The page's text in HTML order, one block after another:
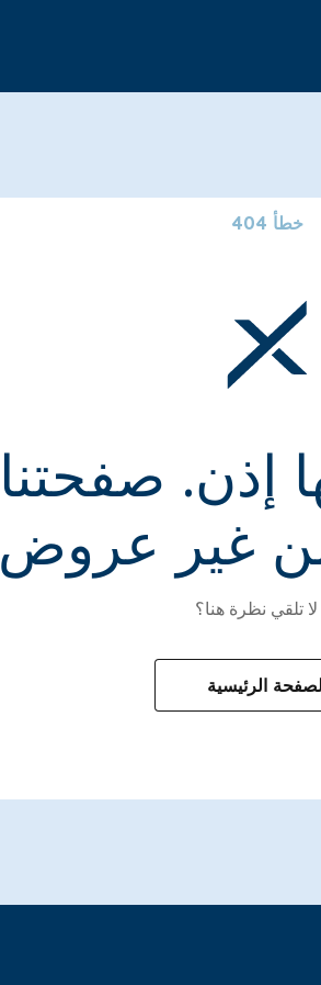
خطأ 404
إذن. صفحتنا
غير عروض
تلقي نظرة هنا؟
الرئيسية